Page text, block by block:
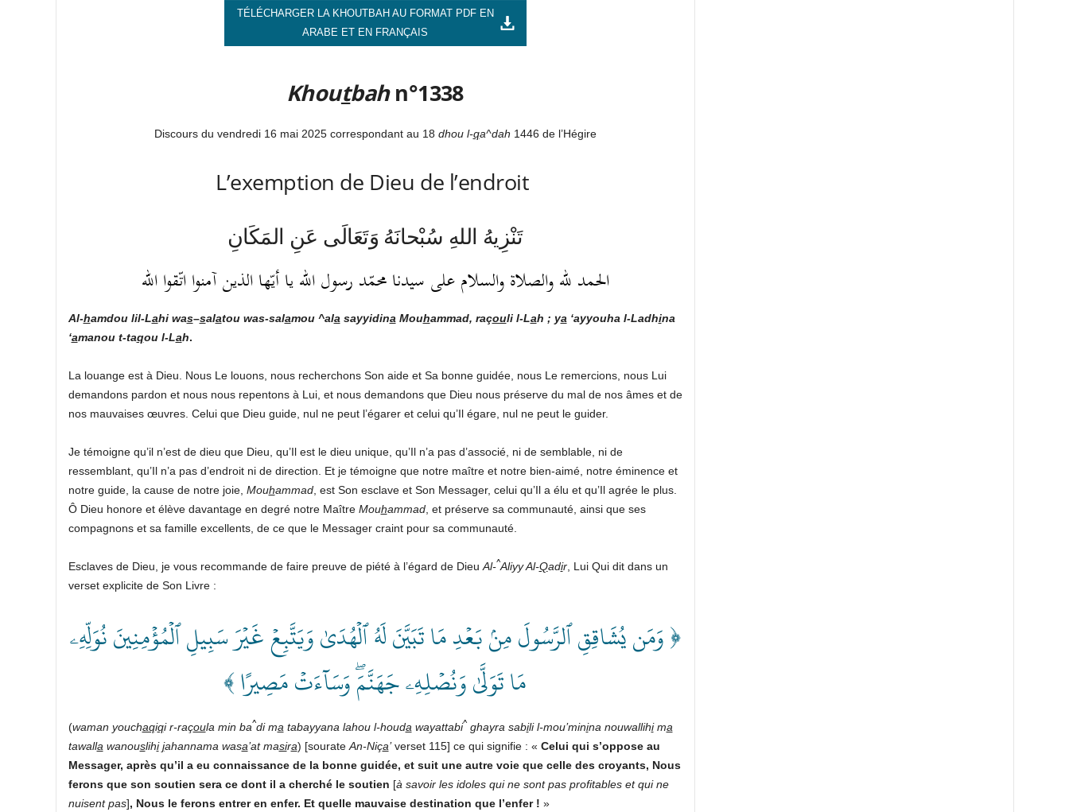
TÉLÉCHARGER LA KHOUTBAH AU FORMAT PDF EN
ARABE ET EN FRANÇAIS
Khoutbahn°1338
Discours du vendredi 16 mai 2025 correspondant au 18 dhou l-qa^dah 1446 de l’Hégire
L’exemption de Dieu de l’endroit
تَنْزِيهُ اللهِ سُبْحانَهُ وَتَعَالَى عَنِ المَكَانِ
الحمد لله والصلاة والسلام على سيدنا محمّد رسول الله يا أيّها الذين آمنوا اتّقوا الله
Al-hamdou lil-Lahi was–salatou was-salamou ^ala sayyidina Mouhammad, raçouli l-Lah ; ya ‘ayyouha l-Ladhina
‘amanou t-taqou l-Lah.
La louange est à Dieu. Nous Le louons, nous recherchons Son aide et Sa bonne guidée, nous Le remercions, nous Lui
demandons pardon et nous nous repentons à Lui, et nous demandons que Dieu nous préserve du mal de nos âmes et de
nos mauvaises œuvres. Celui que Dieu guide, nul ne peut l’égarer et celui qu’Il égare, nul ne peut le guider.
Je témoigne qu’il n’est de dieu que Dieu, qu’Il est le dieu unique, qu’Il n’a pas d’associé, ni de semblable, ni de
ressemblant, qu’Il n’a pas d’endroit ni de direction. Et je témoigne que notre maître et notre bien-aimé, notre éminence et
notre guide, la cause de notre joie, Mouhammad, est Son esclave et Son Messager, celui qu’Il a élu et qu’Il agrée le plus.
Ô Dieu honore et élève davantage en degré notre Maître Mouhammad, et préserve sa communauté, ainsi que ses
compagnons et sa famille excellents, de ce que le Messager craint pour sa communauté.
Esclaves de Dieu, je vous recommande de faire preuve de piété à l’égard de Dieu Al-^Aliyy Al-Qadir, Lui Qui dit dans un
verset explicite de Son Livre :
﴿ وَمَن يُشَاقِقِ ٱلرَّسُولَ مِنۢ بَعۡدِ مَا تَبَيَّنَ لَهُ ٱلۡهُدَىٰ وَيَتَّبِعۡ غَيۡرَ سَبِيلِ ٱلۡمُؤۡمِنِينَ نُوَلِّهِۦ
مَا تَوَلَّىٰ وَنُصۡلِهِۦ جَهَنَّمَۖ وَسَآءَتۡ مَصِيرًا ﴾
(waman youchaqiqi r-raçoula min ba^di ma tabayyana lahou l-houda wayattabi^ghayra sabili l-mou’minina nouwallihima
tawalla wanouslihi jahannama wasa’at masira) [sourate An-Niça’verset 115] ce qui signifie : « Celui qui s’oppose au
Messager, après qu’il a eu connaissance de la bonne guidée, et suit une autre voie que celle des croyants, Nous
ferons que son soutien sera ce dont il a cherché le soutien [à savoir les idoles qui ne sont pas profitables et qui ne
nuisent pas], Nous le ferons entrer en enfer. Et quelle mauvaise destination que l’enfer ! »